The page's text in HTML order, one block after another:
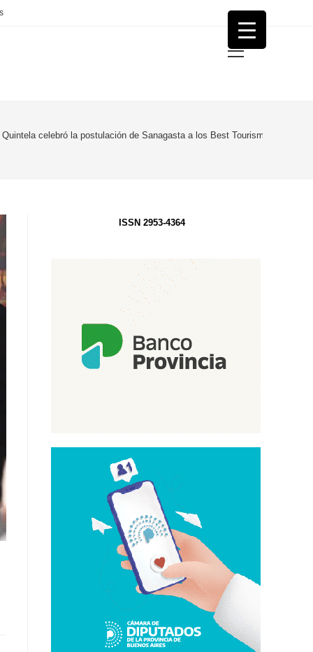
Menú
Quintela celebró la postulación de Sanagasta a los Best Tourism Villages
ISSN 2953-4364